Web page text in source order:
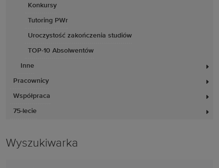
Konkursy
Tutoring PWr
Uroczystość zakończenia studiów
TOP-10 Absolwentów
Inne
Pracownicy
Współpraca
75-lecie
Wyszukiwarka